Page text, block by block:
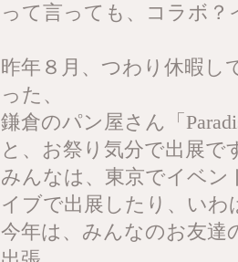
って言っても、コラボ？
昨年８月、つわり休暇し
った、
鎌倉のパン屋さん「
と、お祭り気分で出展で
みんなは、東京でイベ
イブで出展したり、いわ
今年は、みんなのお友達